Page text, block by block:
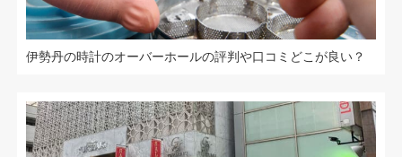
伊勢丹の時計のオーバーホールの評判や口コミどこが良い？